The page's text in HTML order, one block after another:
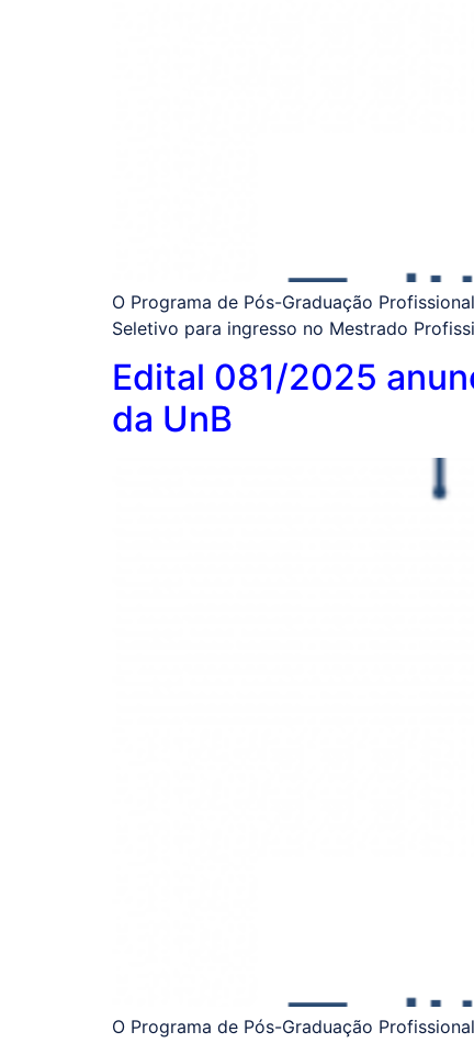
O Programa de Pós-Graduação
Seletivo para ingresso no Mestrado
Edital 081/2025
da UnB
O Programa de Pós-Graduação